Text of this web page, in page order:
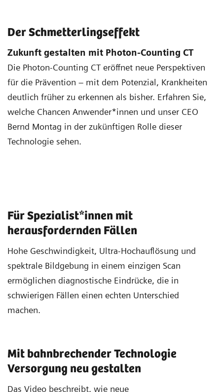
Der Schmetterlingseffekt
Zukunft gestalten mit Photon-Counting CT
Die Photon-Counting CT eröffnet neue Perspektiven
für die Prävention – mit dem Potenzial, Krankheiten
deutlich früher zu erkennen als bisher. Erfahren Sie,
welche Chancen Anwender*innen und unser CEO
Bernd Montag in der zukünftigen Rolle dieser
Technologie sehen.
Für Spezialist*innen mit
herausfordernden Fällen
Hohe Geschwindigkeit, Ultra-Hochauflösung und
spektrale Bildgebung in einem einzigen Scan
ermöglichen diagnostische Eindrücke, die in
schwierigen Fällen einen echten Unterschied
machen.
Mit bahnbrechender Technologie
Versorgung neu gestalten
Das Video beschreibt, wie neue